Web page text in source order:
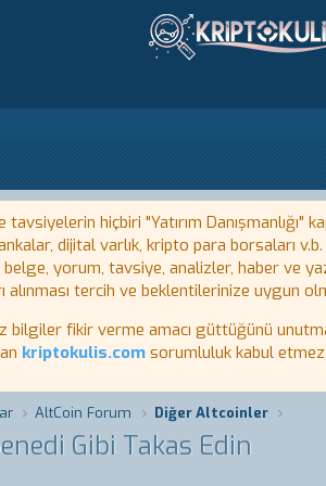
hiçbiri "Yatırım Danışmanlığı"
dijital varlık, kripto para borsaları v.b.
yorum, tavsiye, analizler, haber ve
tercih ve beklentilerinize uygun
fikir verme amacı güttüğünü
kriptokulis.com sorumluluk kabul etmez.
AltCoin Forum Diğer Altcoinler
Gibi Takas Edin